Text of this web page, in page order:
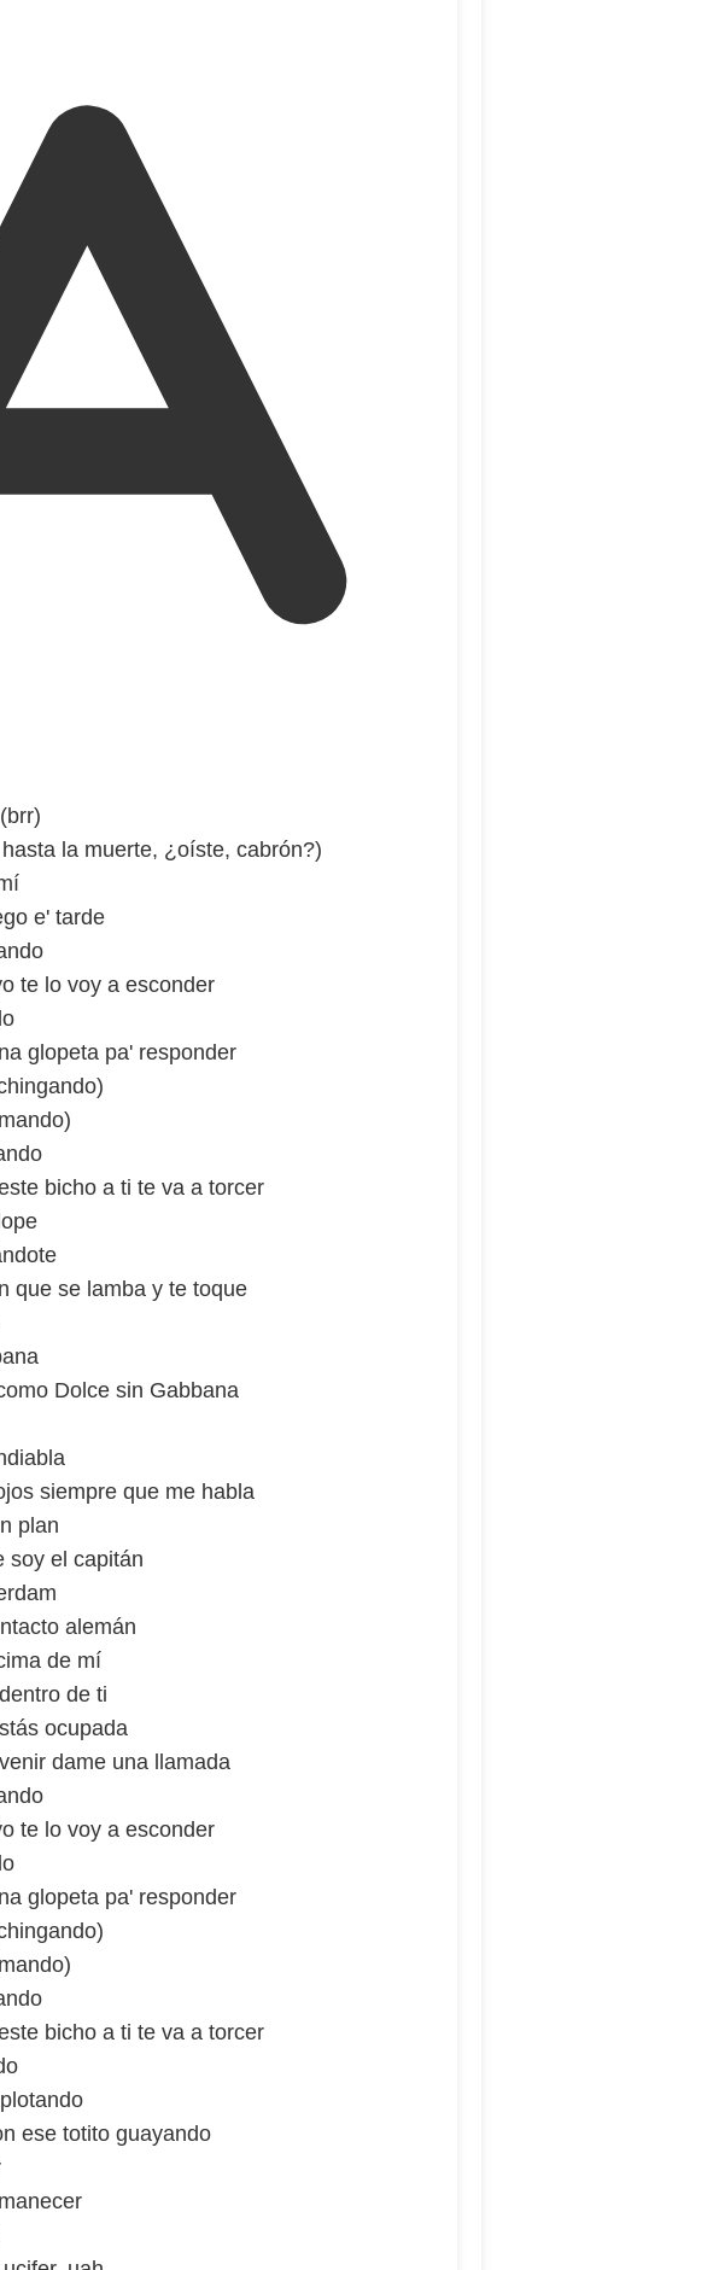
la muerte, ¿oíste, cabrón?)
e' tarde
te lo voy a esconder
glopeta pa' responder
bicho a ti te va a torcer
que se lamba y te toque
Dolce sin Gabbana
siempre que me habla
plan
soy el capitán
alemán
de mí
de ti
ocupada
dame una llamada
te lo voy a esconder
glopeta pa' responder
bicho a ti te va a torcer
ese totito guayando